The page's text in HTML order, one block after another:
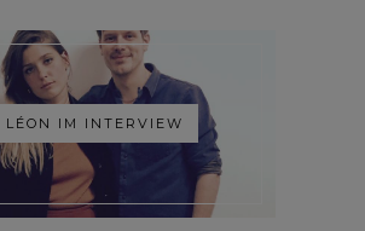
LÉON IM INTERVIEW